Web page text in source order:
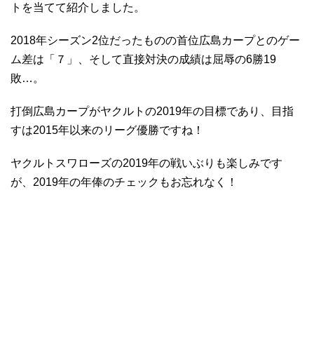
トを当てて紹介しました。
2018年シーズン2位だったものの首位広島カープとのゲー
ム差は「７」、そして直接対決の成績は屈辱の6勝19
敗…。
打倒広島カープがヤクルトの2019年の目標であり、目指
すは2015年以来のリーグ優勝ですね！
ヤクルトスワローズの2019年の戦いぶりも楽しみです
が、2019年の年俸のチェックもお忘れなく！